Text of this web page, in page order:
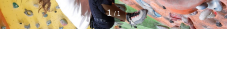
1 / 1